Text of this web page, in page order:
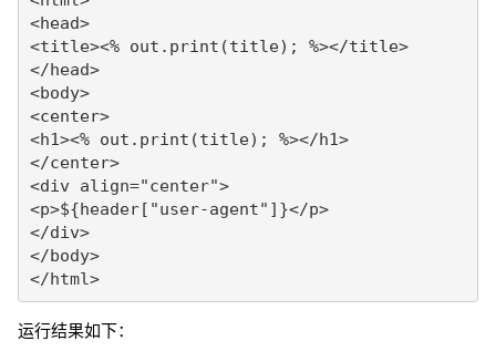
<head>
<title><% out.print(title); %></title>
</head>
<body>
<center>
<h1><% out.print(title); %></h1>
</center>
<div align="center">
<p>${header["user-agent"]}</p>
</div>
</body>
</html>
运行结果如下：